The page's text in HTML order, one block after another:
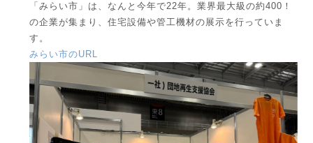
「みらい市」は、なんと今年で22年。業界最大級の約400！
の企業が集まり、住宅設備や管工機材の展示を行っていま
す。
みらい市のURL